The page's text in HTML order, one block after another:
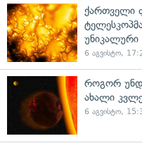
ქართველი
უნიკალური
6 აგვისტო,
როგორ
ახალი
6 აგვისტო,